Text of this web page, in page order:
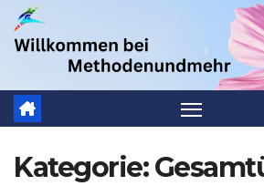
Zum
Inhalt
.
Kategorie: